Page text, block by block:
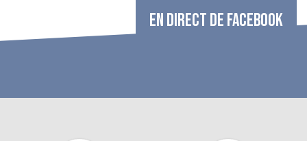
EN DIRECT DE FACEBOOK